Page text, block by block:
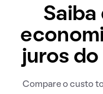
juros
Compare o custo